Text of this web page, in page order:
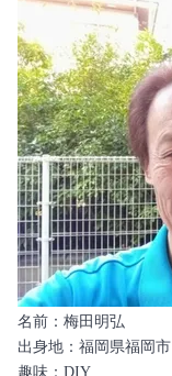
名前：梅田明弘
出身地：福岡県福岡市
趣味：DIY